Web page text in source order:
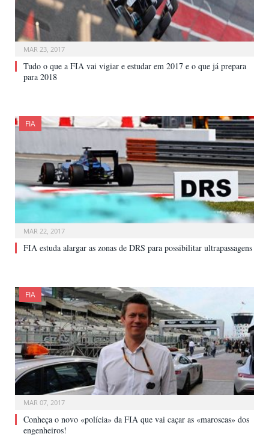
MAR 23, 2017
Tudo o que a FIA vai vigiar e estudar em 2017 e o que já prepara
para 2018
FIA
MAR 22, 2017
FIA estuda alargar as zonas de DRS para possibilitar ultrapassagens
FIA
MAR 07, 2017
Conheça o novo «polícia» da FIA que vai caçar as «maroscas» dos
engenheiros!